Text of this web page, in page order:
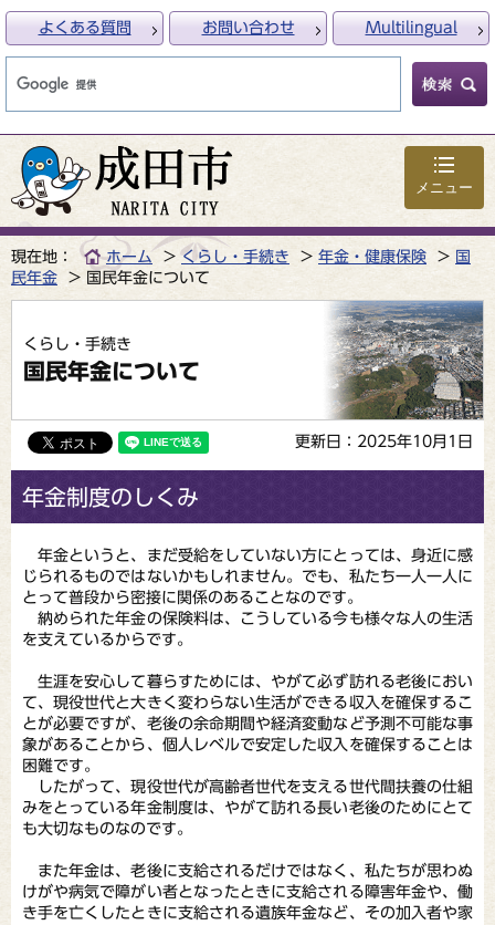
メニュー
よくある質問 お問い合わせ Multilingual
現在地： ホーム くらし・手続き 年金・健康保険
国
民年金
国民年金について
くらし・手続き
国民年金について
更新日：2025年10月1日
年金制度のしくみ
年金というと、まだ受給をしていない方にとっては、身近に感
じられるものではないかもしれません。でも、私たち一人一人に
とって普段から密接に関係のあることなのです。
納められた年金の保険料は、こうしている今も様々な人の生活
を支えているからです。
生涯を安心して暮らすためには、やがて必ず訪れる老後におい
て、現役世代と大きく変わらない生活ができる収入を確保するこ
とが必要ですが、老後の余命期間や経済変動など予測不可能な事
象があることから、個人レベルで安定した収入を確保することは
困難です。
したがって、現役世代が高齢者世代を支える世代間扶養の仕組
みをとっている年金制度は、やがて訪れる長い老後のためにとて
も大切なものなのです。
また年金は、老後に支給されるだけではなく、私たちが思わぬ
けがや病気で障がい者となったときに支給される障害年金や、働
き手を亡くしたときに支給される遺族年金など、その加入者や家